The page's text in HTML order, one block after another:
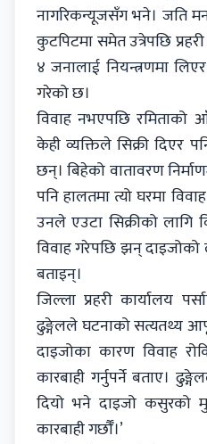
नागरिकन्यूजसँग भने। जति
कुटपिटमा समेत उत्रेपछि
४ जनालाई नियन्त्रणमा
गरेको छ।
विवाह नभएपछि रमिताको
केही व्यक्तिले सिक्री दिएर
छन्। बिहेको वातावरण
पनि हालतमा त्यो घरमा
उनले एउटा सिक्रीको लागि
विवाह गरेपछि झन्
बताइन्।
जिल्ला प्रहरी कार्यालय
ढुङ्गेलले घटनाको सत्यतथ्य
दाइजोका कारण विवाह
कारबाही गर्नुपर्ने बताए।
दियो भने दाइजो कसुरको
कारबाही गर्छौँ।’